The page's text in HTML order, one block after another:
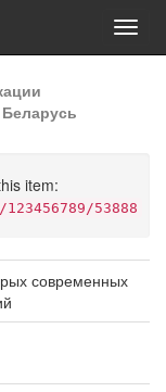
item:
53888
современных